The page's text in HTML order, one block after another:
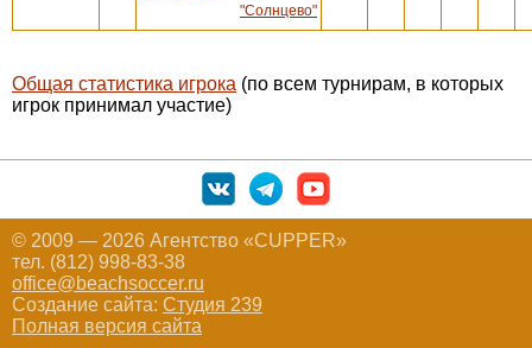
"Солнцево"
Общая статистика игрока (по всем турнирам, в которых
игрок принимал участие)
© 2009 — 2026 Агентство «CUPPER»
тел. (812) 998-83-38
office@beachsoccer.ru
Создание сайта: Студия 239
Полная версия сайта